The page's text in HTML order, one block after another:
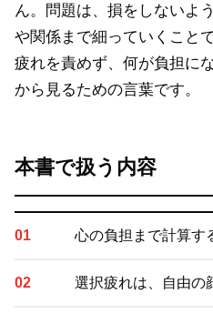
ん。問題は、損をしないよ
や関係まで細っていくこと
疲れを責めず、何が負担に
から見るための言葉です。
本書で扱う内容
心の負担まで計算す
選択疲れは、自由の